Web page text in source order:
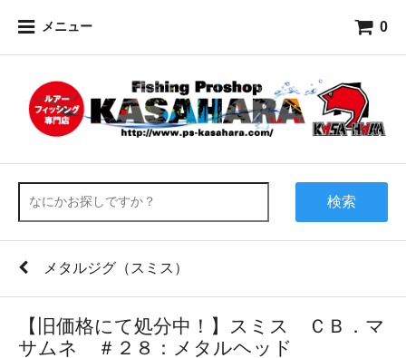
メニュー 0
検索
メタルジグ（スミス）
【旧価格にて処分中！】スミス ＣＢ．マ
サムネ ＃２８：メタルヘッド